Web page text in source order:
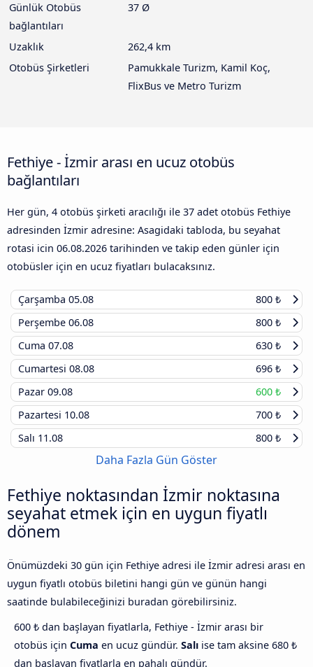
Günlük Otobüs
bağlantıları
37 Ø
Uzaklık
262,4 km
Otobüs Şirketleri
Pamukkale Turizm, Kamil Koç,
FlixBus ve Metro Turizm
Fethiye - İzmir arası en ucuz otobüs
bağlantıları
Her gün, 4 otobüs şirketi aracılığı ile 37 adet otobüs Fethiye
adresinden İzmir adresine: Asagidaki tabloda, bu seyahat
rotasi icin 06.08.2026 tarihinden ve takip eden günler için
otobüsler için en ucuz fiyatları bulacaksınız.
Çarşamba 05.08
800 ₺
Perşembe 06.08
800 ₺
Cuma 07.08
630 ₺
Cumartesi 08.08
696 ₺
Pazar 09.08
600 ₺
Pazartesi 10.08
700 ₺
Salı 11.08 800 ₺
Daha Fazla Gün Göster
Fethiye noktasından İzmir noktasına
seyahat etmek için en uygun fiyatlı
dönem
Önümüzdeki 30 gün için Fethiye adresi ile İzmir adresi arası en
uygun fiyatlı otobüs biletini hangi gün ve günün hangi
saatinde bulabileceğinizi buradan görebilirsiniz.
600 ₺ dan başlayan fiyatlarla, Fethiye - İzmir arası bir
otobüs için Cuma en ucuz gündür. Salı ise tam aksine 680 ₺
dan başlayan fiyatlarla en pahalı gündür.